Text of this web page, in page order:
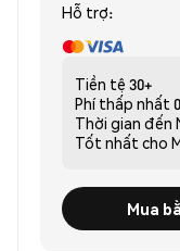
Hỗ trợ:
Tiền tệ 30+
Phí thấp nhất
Thời gian đến
Tốt nhất cho
Mua